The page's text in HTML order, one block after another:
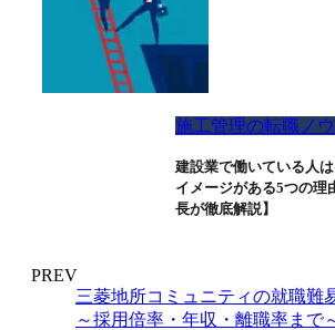
施工管理の転職ノ
建設業で働いている人
イメージがある5つの理
長が徹底解説】
PREV
三菱地所コミュニティの就職難
～採用倍率・年収・離職率まで